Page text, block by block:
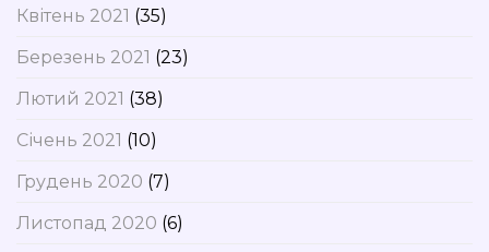
Квітень 2021 (35)
Березень 2021 (23)
Лютий 2021 (38)
Січень 2021 (10)
Грудень 2020 (7)
Листопад 2020 (6)